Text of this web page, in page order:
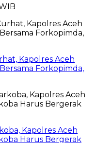
Kapolres Aceh
Forkopimda,
Kapolres Aceh
Harus Bergerak